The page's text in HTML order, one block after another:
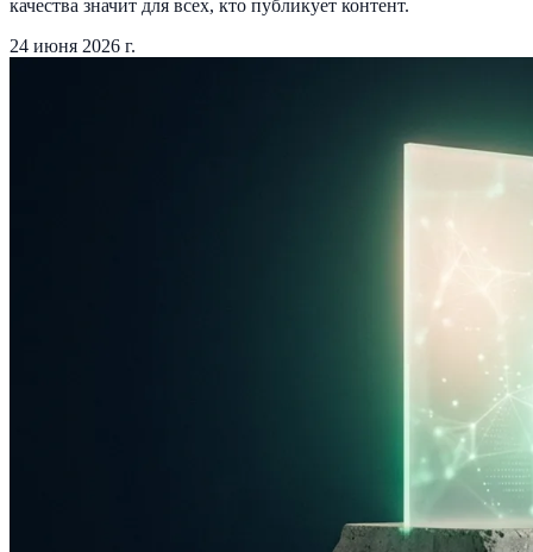
качества значит для всех, кто публикует контент.
24 июня 2026 г.